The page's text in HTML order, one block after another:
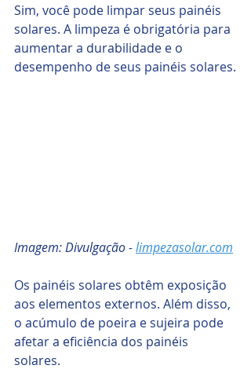
Sim, você pode limpar seus painéis
solares. A limpeza é obrigatória para
aumentar a durabilidade e o
desempenho de seus painéis solares.
Imagem: Divulgação - limpezasolar.com
Os painéis solares obtêm exposição
aos elementos externos. Além disso,
o acúmulo de poeira e sujeira pode
afetar a eficiência dos painéis
solares.